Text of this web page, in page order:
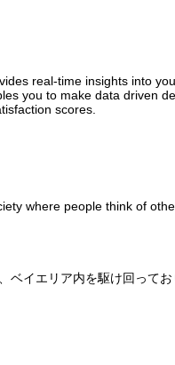
real-time insights into
you to make data driven
scores.
where people think of
ベイエリア内を駆け回ってお